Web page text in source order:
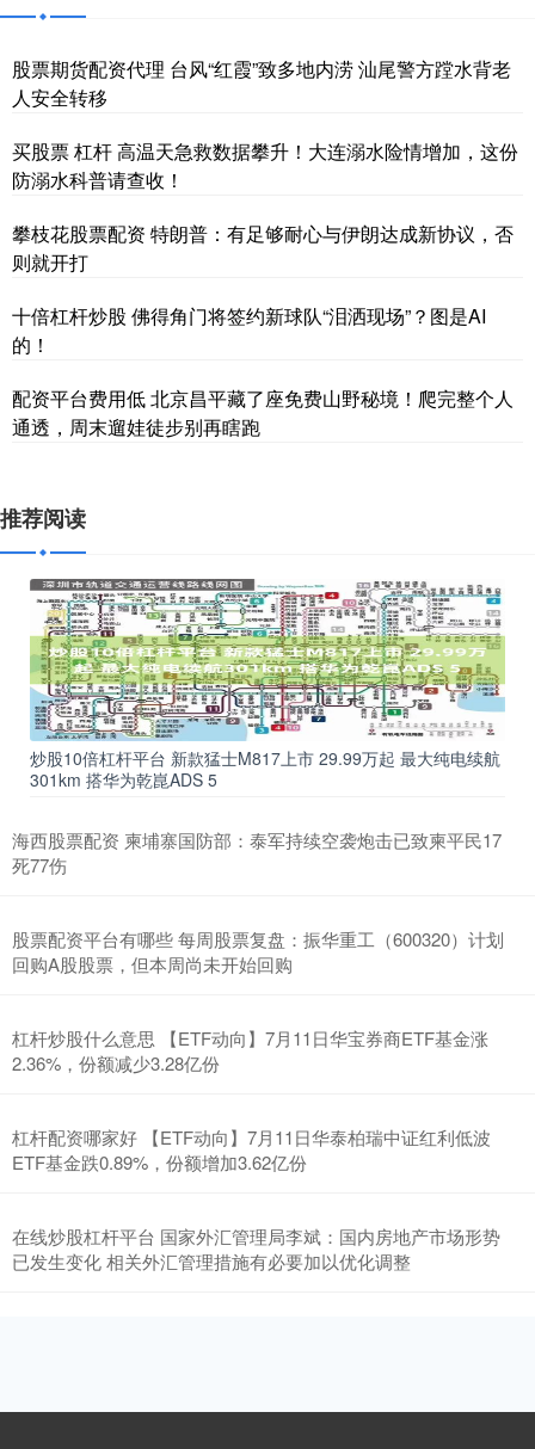
股票期货配资代理 台风“红霞”致多地内涝 汕尾警方蹚水背老
人安全转移
买股票 杠杆 高温天急救数据攀升！大连溺水险情增加，这份
防溺水科普请查收！
攀枝花股票配资 特朗普：有足够耐心与伊朗达成新协议，否
则就开打
十倍杠杆炒股 佛得角门将签约新球队“泪洒现场”？图是AI
的！
配资平台费用低 北京昌平藏了座免费山野秘境！爬完整个人
通透，周末遛娃徒步别再瞎跑
推荐阅读
炒股10倍杠杆平台 新款猛士M817上市 29.99万起 最大纯电续航
301km 搭华为乾崑ADS 5
海西股票配资 柬埔寨国防部：泰军持续空袭炮击已致柬平民17
死77伤
股票配资平台有哪些 每周股票复盘：振华重工（600320）计划
回购A股股票，但本周尚未开始回购
杠杆炒股什么意思 【ETF动向】7月11日华宝券商ETF基金涨
2.36%，份额减少3.28亿份
杠杆配资哪家好 【ETF动向】7月11日华泰柏瑞中证红利低波
ETF基金跌0.89%，份额增加3.62亿份
在线炒股杠杆平台 国家外汇管理局李斌：国内房地产市场形势
已发生变化 相关外汇管理措施有必要加以优化调整